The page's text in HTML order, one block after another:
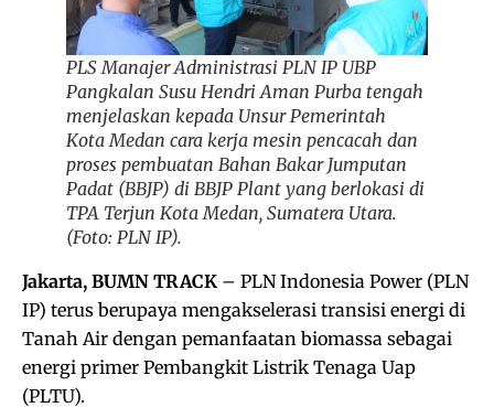
PLS Manajer Administrasi PLN IP UBP
Pangkalan Susu Hendri Aman Purba tengah
menjelaskan kepada Unsur Pemerintah
Kota Medan cara kerja mesin pencacah dan
proses pembuatan Bahan Bakar Jumputan
Padat (BBJP) di BBJP Plant yang berlokasi di
TPA Terjun Kota Medan, Sumatera Utara.
(Foto: PLN IP).
Jakarta, BUMN TRACK – PLN Indonesia Power (PLN
IP) terus berupaya mengakselerasi transisi energi di
Tanah Air dengan pemanfaatan biomassa sebagai
energi primer Pembangkit Listrik Tenaga Uap
(PLTU).